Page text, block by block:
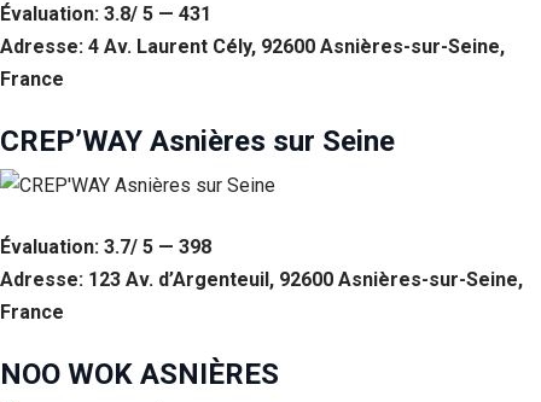
Évaluation: 3.8/ 5 — 431
Adresse: 4 Av. Laurent Cély, 92600 Asnières-sur-Seine,
France
CREP’WAY Asnières sur Seine
Évaluation: 3.7/ 5 — 398
Adresse: 123 Av. d’Argenteuil, 92600 Asnières-sur-Seine,
France
NOO WOK ASNIÈRES
Si vous
refusez ces
cookies,
certaines
disparaîtront
du site Web.
En partageant
votre intérêt et
comportement
visitez notre